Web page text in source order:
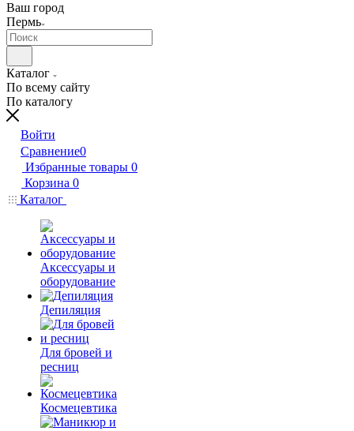
Ваш город
Пермь
Каталог
По всему сайту
По каталогу
Войти
Сравнение0
Избранные товары 0
Корзина 0
Каталог
Аксессуары и
оборудование
Депиляция
Для бровей и
ресниц
Космецевтика